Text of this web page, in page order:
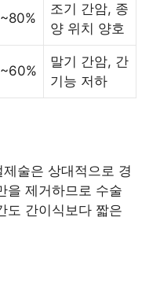
조기 간암, 종
양 위치 양호
말기 간암, 간
기능 저하
술은 상대적으로 경
을 제거하므로 수술
도 간이식보다 짧은